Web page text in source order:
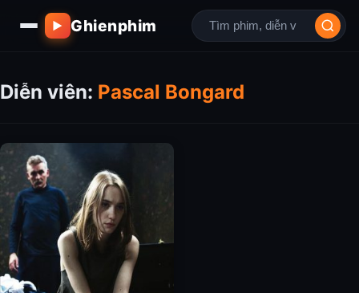
▶ Ghienphim
Diễn viên: Pascal Bongard